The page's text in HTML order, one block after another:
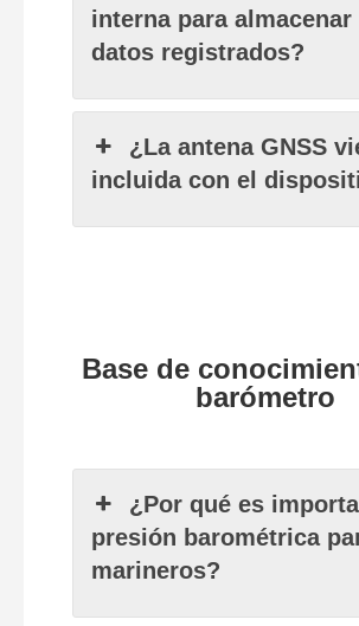
interna para almacenar
datos registrados?
¿La antena GNSS
incluida con el
Base de
barómetro
¿Por qué es
presión barométrica
marineros?